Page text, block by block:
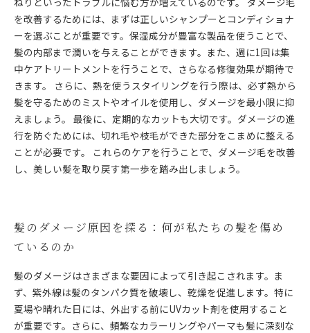
を改善するためには、まずは正しいシャンプーとコンディショナ
ーを選ぶことが重要です。保湿成分が豊富な製品を使うことで、
髪の内部まで潤いを与えることができます。また、週に1回は集
中ケアトリートメントを行うことで、さらなる修復効果が期待で
きます。 さらに、熱を使うスタイリングを行う際は、必ず熱から
髪を守るためのミストやオイルを使用し、ダメージを最小限に抑
えましょう。 最後に、定期的なカットも大切です。ダメージの進
行を防ぐためには、切れ毛や枝毛ができた部分をこまめに整える
ことが必要です。 これらのケアを行うことで、ダメージ毛を改善
し、美しい髪を取り戻す第一歩を踏み出しましょう。
髪のダメージ原因を探る：何が私たちの髪を傷め
ているのか
髪のダメージはさまざまな要因によって引き起こされます。ま
ず、紫外線は髪のタンパク質を破壊し、乾燥を促進します。特に
夏場や晴れた日には、外出する前にUVカット剤を使用すること
が重要です。さらに、頻繁なカラーリングやパーマも髪に深刻な